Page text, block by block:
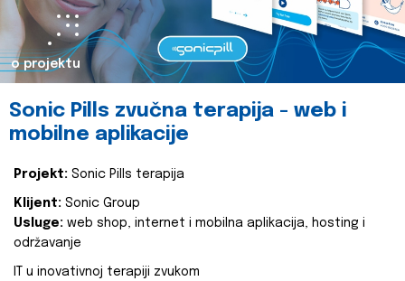
o projektu
Sonic Pills zvučna terapija - web i
mobilne aplikacije
Projekt: Sonic Pills terapija
Klijent: Sonic Group
Usluge: web shop, internet i mobilna aplikacija, hosting i
održavanje
IT u inovativnoj terapiji zvukom